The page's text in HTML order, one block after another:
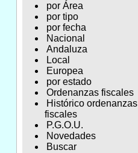
por Área
por tipo
por fecha
Nacional
Andaluza
Local
Europea
por estado
Ordenanzas fiscales
Histórico ordenanzas
fiscales
P.G.O.U.
Novedades
Buscar